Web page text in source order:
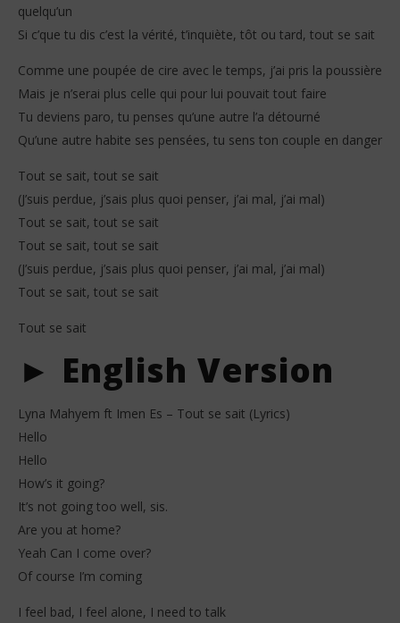
quelqu’un
Si c’que tu dis c’est la vérité, t’inquiète, tôt ou tard, tout se sait
Comme une poupée de cire avec le temps, j’ai pris la poussière
Mais je n’serai plus celle qui pour lui pouvait tout faire
Tu deviens paro, tu penses qu’une autre l’a détourné
Qu’une autre habite ses pensées, tu sens ton couple en danger
Tout se sait, tout se sait
(J’suis perdue, j’sais plus quoi penser, j’ai mal, j’ai mal)
Tout se sait, tout se sait
Tout se sait, tout se sait
(J’suis perdue, j’sais plus quoi penser, j’ai mal, j’ai mal)
Tout se sait, tout se sait
Tout se sait
► English Version
Lyna Mahyem ft Imen Es – Tout se sait (Lyrics)
Hello
Hello
How’s it going?
It’s not going too well, sis.
Are you at home?
Yeah Can I come over?
Of course I’m coming
I feel bad, I feel alone, I need to talk